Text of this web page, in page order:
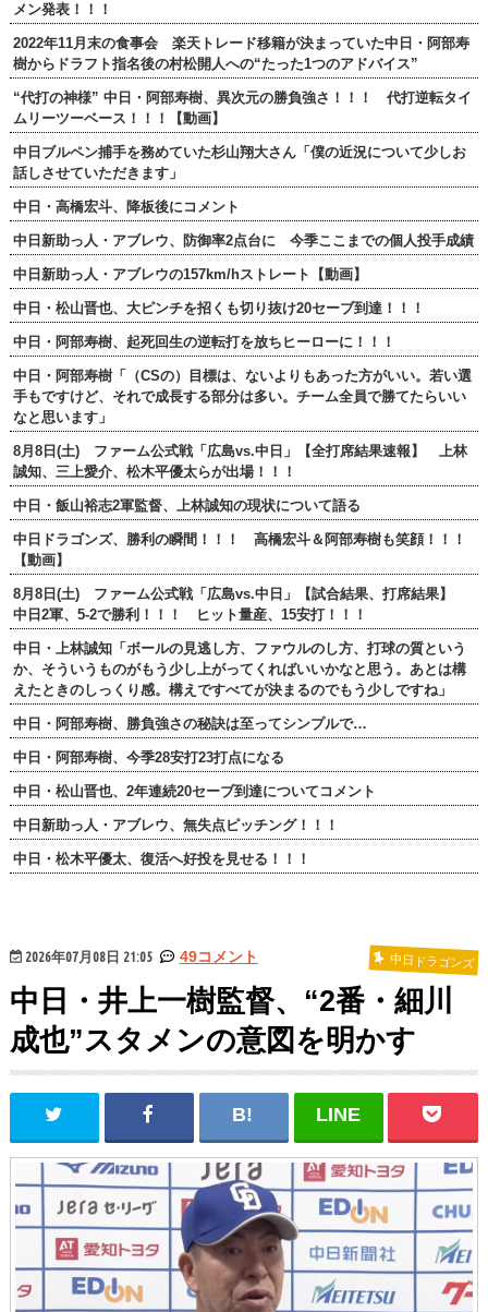
メン発表！！！
2022年11月末の食事会 楽天トレード移籍が決まっていた中日・阿部寿
樹からドラフト指名後の村松開人への“たった1つのアドバイス”
“代打の神様” 中日・阿部寿樹、異次元の勝負強さ！！！ 代打逆転タイ
ムリーツーベース！！！【動画】
中日ブルペン捕手を務めていた杉山翔大さん「僕の近況について少しお
話しさせていただきます」
中日・高橋宏斗、降板後にコメント
中日新助っ人・アブレウ、防御率2点台に 今季ここまでの個人投手成績
中日新助っ人・アブレウの157km/hストレート【動画】
中日・松山晋也、大ピンチを招くも切り抜け20セーブ到達！！！
中日・阿部寿樹、起死回生の逆転打を放ちヒーローに！！！
中日・阿部寿樹「（CSの）目標は、ないよりもあった方がいい。若い選
手もですけど、それで成長する部分は多い。チーム全員で勝てたらいい
なと思います」
8月8日(土) ファーム公式戦「広島vs.中日」【全打席結果速報】 上林
誠知、三上愛介、松木平優太らが出場！！！
中日・飯山裕志2軍監督、上林誠知の現状について語る
中日ドラゴンズ、勝利の瞬間！！！ 高橋宏斗＆阿部寿樹も笑顔！！！
【動画】
8月8日(土) ファーム公式戦「広島vs.中日」【試合結果、打席結果】
中日2軍、5-2で勝利！！！ ヒット量産、15安打！！！
中日・上林誠知「ボールの見逃し方、ファウルのし方、打球の質という
か、そういうものがもう少し上がってくればいいかなと思う。あとは構
えたときのしっくり感。構えですべてが決まるのでもう少しですね」
中日・阿部寿樹、勝負強さの秘訣は至ってシンプルで…
中日・阿部寿樹、今季28安打23打点になる
中日・松山晋也、2年連続20セーブ到達についてコメント
中日新助っ人・アブレウ、無失点ピッチング！！！
中日・松木平優太、復活へ好投を見せる！！！
2026年07月08日 21:05 49コメント 中日ドラゴンズ
中日・井上一樹監督、“2番・細川
成也”スタメンの意図を明かす